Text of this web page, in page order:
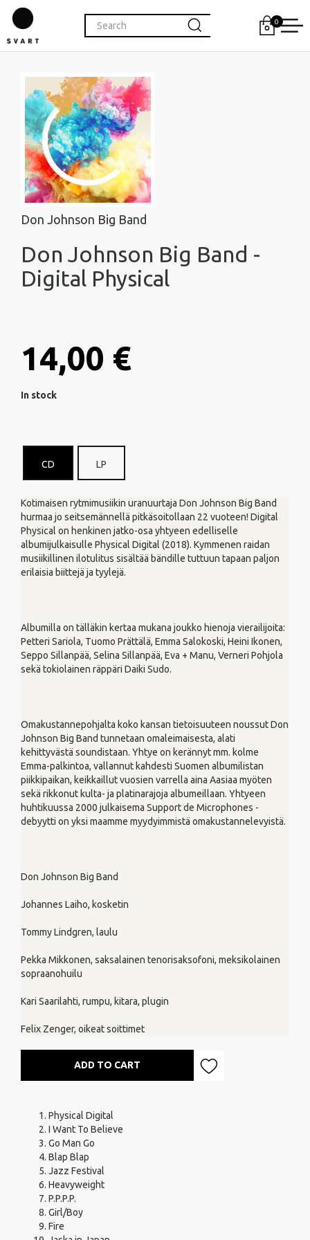
0
Don Johnson Big Band
Don Johnson Big Band -
Digital Physical
14,00 €
In stock
CD LP
Kotimaisen rytmimusiikin uranuurtaja Don Johnson Big Band
hurmaa jo seitsemännellä pitkäsoitollaan 22 vuoteen! Digital
Physical on henkinen jatko-osa yhtyeen edelliselle
albumijulkaisulle Physical Digital (2018). Kymmenen raidan
musiikillinen ilotulitus sisältää bändille tuttuun tapaan paljon
erilaisia biittejä ja tyylejä.
Albumilla on tälläkin kertaa mukana joukko hienoja vierailijoita:
Petteri Sariola, Tuomo Prättälä, Emma Salokoski, Heini Ikonen,
Seppo Sillanpää, Selina Sillanpää, Eva + Manu, Verneri Pohjola
sekä tokiolainen räppäri Daiki Sudo.
Omakustannepohjalta koko kansan tietoisuuteen noussut Don
Johnson Big Band tunnetaan omaleimaisesta, alati
kehittyvästä soundistaan. Yhtye on kerännyt mm. kolme
Emma-palkintoa, vallannut kahdesti Suomen albumilistan
piikkipaikan, keikkaillut vuosien varrella aina Aasiaa myöten
sekä rikkonut kulta- ja platinarajoja albumeillaan. Yhtyeen
huhtikuussa 2000 julkaisema Support de Microphones -
debyytti on yksi maamme myydyimmistä omakustannelevyistä.
Don Johnson Big Band
Johannes Laiho, kosketin
Tommy Lindgren, laulu
Pekka Mikkonen, saksalainen tenorisaksofoni, meksikolainen
sopraanohuilu
Kari Saarilahti, rumpu, kitara, plugin
Felix Zenger, oikeat soittimet
ADD TO CART
Physical Digital
I Want To Believe
Go Man Go
Blap Blap
Jazz Festival
Heavyweight
P.P.P.P.
Girl/Boy
Fire